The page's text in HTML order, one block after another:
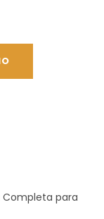
Completa para